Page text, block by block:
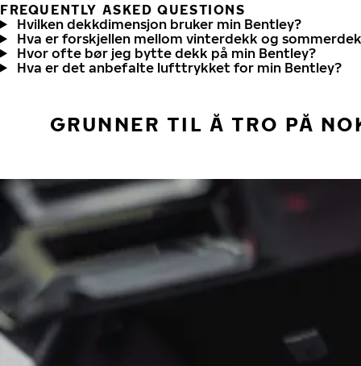
FREQUENTLY ASKED QUESTIONS
Hvilken dekkdimensjon bruker min Bentley?
Hva er forskjellen mellom vinterdekk og
Hvor ofte bør jeg bytte dekk på min Bentley?
Hva er det anbefalte lufttrykket for min Bentley?
GRUNNER TIL Å TRO PÅ